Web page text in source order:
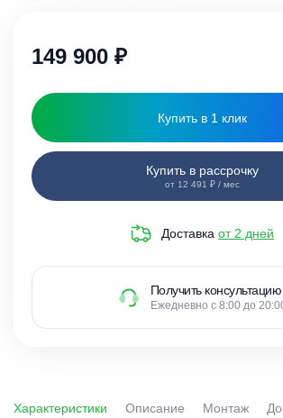
149 900 ₽
Купить в 1 клик
Купить в рассрочку
от 12 491 ₽ / мес
Доставка от 2 дней
Получить консультацию
Ежедневно с 8:00 до
Характеристики Описание Монтаж